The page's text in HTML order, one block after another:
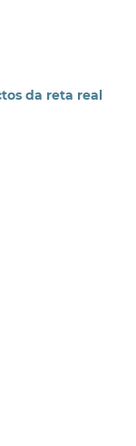
da reta real